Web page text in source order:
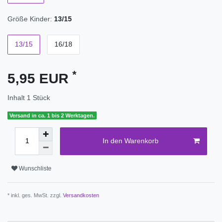
Größe Kinder: 13/15
13/15 16/18
5,95 EUR *
Inhalt 1 Stück
Versand in ca. 1 bis 2 Werktagen.
In den Warenkorb
Wunschliste
* inkl. ges. MwSt. zzgl. Versandkosten